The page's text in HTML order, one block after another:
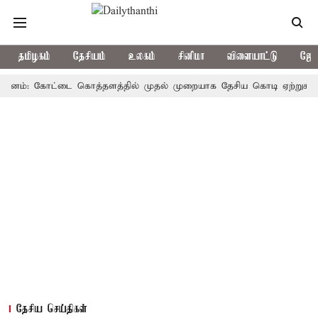
தமிழகம் தேசியம் உலகம் சினிமா விளையாட்டு
கோட்டை கொத்தளத்தில் முதல் முறையாக தேசிய கொடி ஏற்றுகிறார்,
தேசிய செய்திகள்